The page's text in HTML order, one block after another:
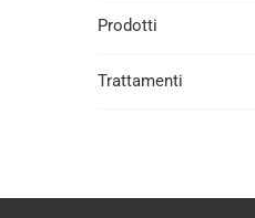
Prodotti
Trattamenti